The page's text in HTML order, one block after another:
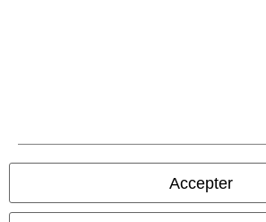
Accepter